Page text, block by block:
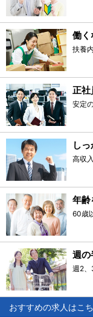
働く
扶養
正社
安定
し
高収
年齢
60歳
週の
週2、
おすすめの求人はこ